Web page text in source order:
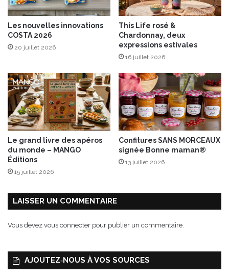
u
r
l
e
s
p
a
g
e
s
Les nouvelles innovations
COSTA 2026
20 juillet 2026
This Life rosé &
Chardonnay, deux
expressions estivales
16 juillet 2026
Le grand livre des apéros
du monde – MANGO
Éditions
15 juillet 2026
Confitures SANS MORCEAUX
signée Bonne maman®
13 juillet 2026
LAISSER UN COMMENTAIRE
Vous devez vous connecter pour publier un commentaire.
AJOUTEZ‑NOUS À VOS SOURCES